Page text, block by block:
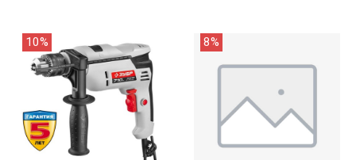
10% 8%